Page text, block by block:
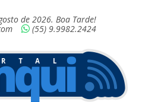
de 2026. Boa Tarde!
(55) 9.9982.2424